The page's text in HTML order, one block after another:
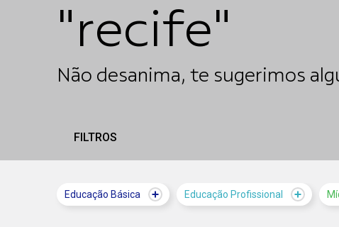
"recife"
Não desanima, te sugerimos
FILTROS
Educação Básica Educação Profissional